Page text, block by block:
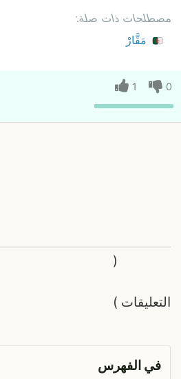
مصطلحات ذات صلة:
مَقَّارْ
0
1
التعليقات
(
)
في الفهرس